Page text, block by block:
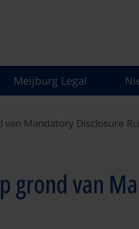
Meijburg Legal
Mandatory Disclosure
grond van